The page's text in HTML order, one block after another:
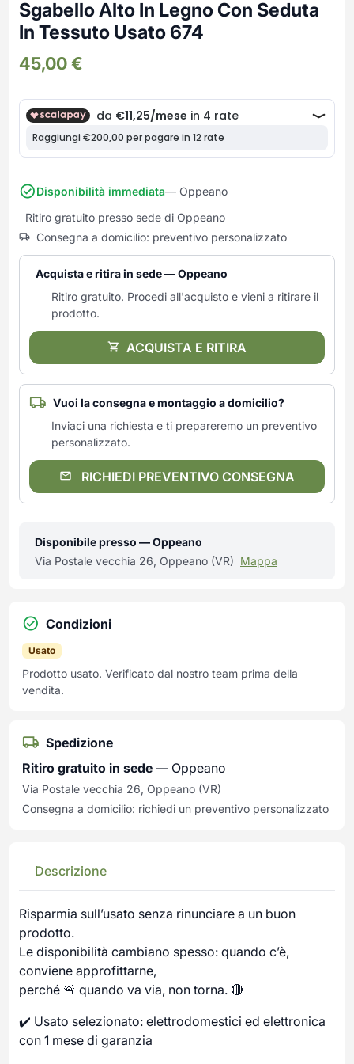
Frullatori
Grattugie elettriche
Pulizia Casa
Sbattitori
Spremiagrumi e Centrifughe
Stiro
Tritacarne
Tritaverdure elettrici
Utensili da cucina
Yogurtiere
Lampade da parete
Lampade da tavolo
Lampade da terra
Mobili Ingresso
Mobili Multiuso
SOGGIORNO
Complementi Soggiorno
Divani e Poltrone
Soggiorni e Pareti
Tavoli e Tavolini
UFFICIO
Banconi Reception
Cucitrici e accessori
Moduli per ufficio
Poltrone Barber Shop
Scrivanie
TAVOLI USATI TAVOLINI USATI
Sgabello Alto In Legno Con Seduta
In Tessuto Usato 674
45,00€
Disponibilità immediata— Oppeano
Ritiro gratuito presso sede di Oppeano
Consegna a domicilio: preventivo personalizzato
Acquista e ritira in sede — Oppeano
Ritiro gratuito. Procedi all'acquisto e vieni a ritirare il
prodotto.
ACQUISTA E RITIRA
Vuoi la consegna e montaggio a domicilio?
Inviaci una richiesta e ti prepareremo un preventivo
personalizzato.
RICHIEDI PREVENTIVO CONSEGNA
Disponibile presso — Oppeano
Via Postale vecchia 26, Oppeano (VR) Mappa
Condizioni
Usato
Prodotto usato. Verificato dal nostro team prima della
vendita.
Spedizione
Ritiro gratuito in sede — Oppeano
Via Postale vecchia 26, Oppeano (VR)
Consegna a domicilio: richiedi un preventivo personalizzato
Descrizione
Risparmia sull’usato senza rinunciare a un buon
prodotto.
Le disponibilità cambiano spesso: quando c’è,
conviene approfittarne,
perché 🚨 quando va via, non torna. 🔴
✔️ Usato selezionato: elettrodomestici ed elettronica
con 1 mese di garanzia